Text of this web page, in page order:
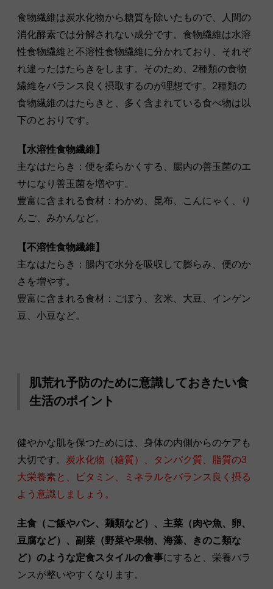
食物繊維は炭水化物から糖質を除いたもので、人間の
消化酵素では分解されない成分です。食物繊維は水溶
性食物繊維と不溶性食物繊維に分かれており、それぞ
れ違ったはたらきをします。そのため、2種類の食物
繊維をバランス良く摂取するのが理想です。2種類の
食物繊維のはたらきと、多く含まれている食べ物は以
下のとおりです。
【水溶性食物繊維】
主なはたらき：便を柔らかくする、腸内の善玉菌のエ
サになり善玉菌を増やす。
豊富に含まれる食材：わかめ、昆布、こんにゃく、り
んご、みかんなど。
【不溶性食物繊維】
主なはたらき：腸内で水分を吸収して膨らみ、便のか
さを増やす。
豊富に含まれる食材：ごぼう、玄米、大豆、インゲン
豆、小豆など。
肌荒れ予防のために意識しておきたい食
生活のポイント
健やかな肌を保つためには、身体の内側からのケアも
大切です。 炭水化物（糖質）、タンパク質、脂質の3
大栄養素と、ビタミン、ミネラルをバランス良く摂る
よう意識しましょう。
主食（ご飯やパン、麺類など）、主菜（肉や魚、卵、
豆腐など）、副菜（野菜や果物、海藻、きのこ類な
ど）のような定食スタイルの食事にすると、栄養バラ
ンスが整いやすくなります。